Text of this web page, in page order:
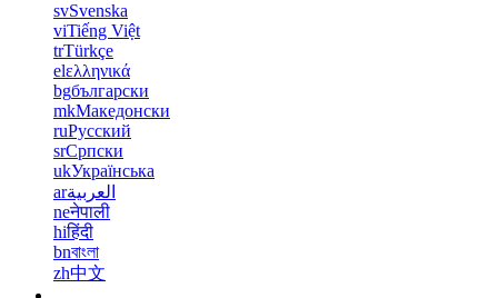
svSvenska
viTiếng Việt
trTürkçe
elελληνικά
bgбългарски
mkМакедонски
ruРусский
srСрпски
ukУкраїнська
arالعربية
neनेपाली
hiहिंदी
bnবাংলা
zh中文